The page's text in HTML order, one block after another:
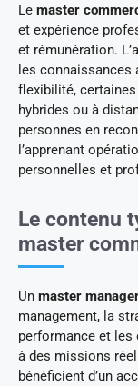
Le master
et expérience
et rémunération.
les connaissances
flexibilité,
hybrides ou à
personnes en
l’apprenant
personnelles et
Le contenu
master
Un master
management, la
performance et
à des missions
bénéficient d’un